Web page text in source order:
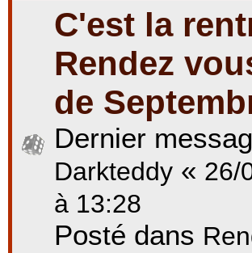
C'est la
Rendez
de
Dernier
Darkteddy « 26/
à 13:28
Posté dans